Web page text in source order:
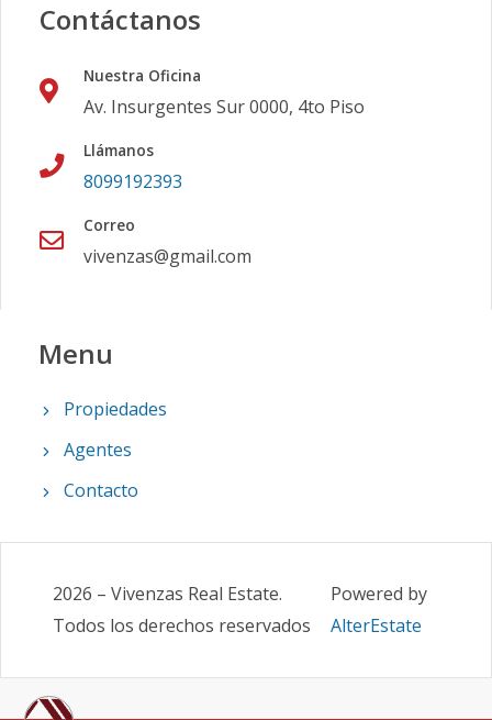
Contáctanos
Nuestra Oficina
Av. Insurgentes Sur 0000, 4to Piso
Llámanos
8099192393
Correo
vivenzas@gmail.com
Menu
Propiedades
Agentes
Contacto
2026 – Vivenzas Real Estate.
Todos los derechos reservados
Powered by
AlterEstate